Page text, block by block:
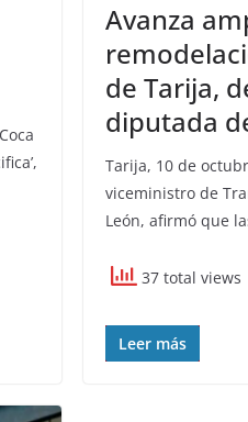
Avanza
de Tarija,
diputada
Tarija, 10 de
viceministro de
León, afirmó que
37 total views
Leer más